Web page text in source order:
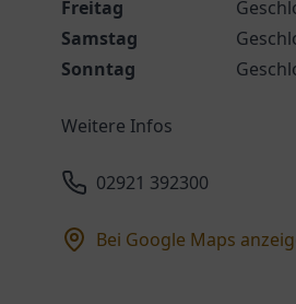
Freitag
Samstag
Sonntag
Weitere Infos
02921 392300
Bei Google Maps